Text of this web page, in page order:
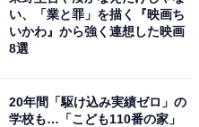
ません」と述べている。
い、「業と罪」を描く『映画ち
いかわ』から強く連想した映画
8選
20年間「駆け込み実績ゼロ」の
学校も…「こども110番の家」